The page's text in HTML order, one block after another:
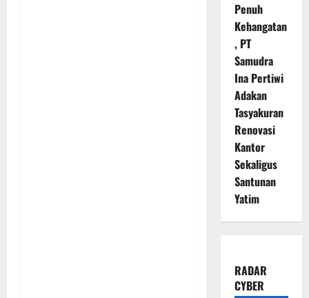
Penuh
Kehangatan
, PT
Samudra
Ina Pertiwi
Adakan
Tasyakuran
Renovasi
Kantor
Sekaligus
Santunan
Yatim
RADAR
CYBER